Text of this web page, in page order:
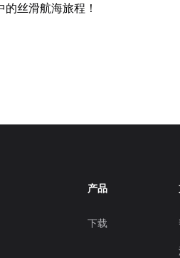
丝滑航海旅程！
产品
下载